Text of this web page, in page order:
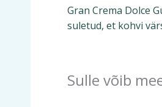
Gran Crema Dolce
suletud, et kohvi
Sulle võib